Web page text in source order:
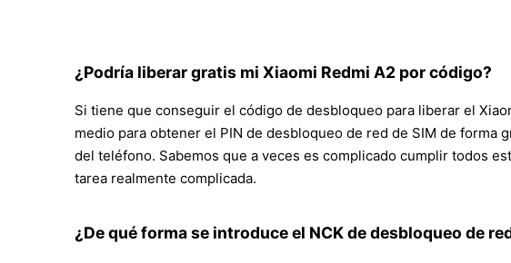
¿Podría liberar gratis mi Xiaomi Redmi A2 por código?
Si tiene que conseguir el código de desbloqueo para liberar el
medio para obtener el PIN de desbloqueo de red de SIM de
del teléfono. Sabemos que a veces es complicado cumplir todos
tarea realmente complicada.
¿De qué forma se introduce el NCK de desbloqueo de